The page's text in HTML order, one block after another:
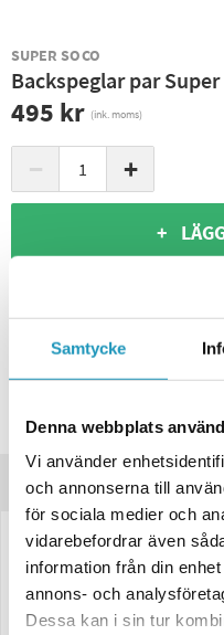
Samtycke
Denna webbplats
Vi använder
och annonserna till
för sociala medier och
vidarebefordrar även
information från din
annons- och
Dessa kan i sin tur
SUPER SOCO
Backspeglar par Super
495 kr (ink. moms)
− +
+
BUTIKSLAGER 1 I
Leverans- &
Frågor om produkten?
Produktinformation
Komplett kit med backspeglar
Säljs som par, vänster och